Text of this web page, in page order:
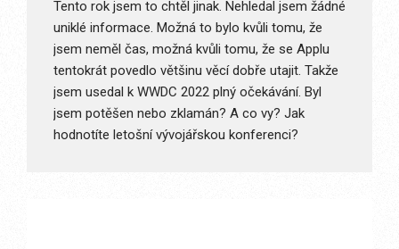
Tento rok jsem to chtěl jinak. Nehledal jsem žádné
uniklé informace. Možná to bylo kvůli tomu, že
jsem neměl čas, možná kvůli tomu, že se Applu
tentokrát povedlo většinu věcí dobře utajit. Takže
jsem usedal k WWDC 2022 plný očekávání. Byl
jsem potěšen nebo zklamán? A co vy? Jak
hodnotíte letošní vývojářskou konferenci?